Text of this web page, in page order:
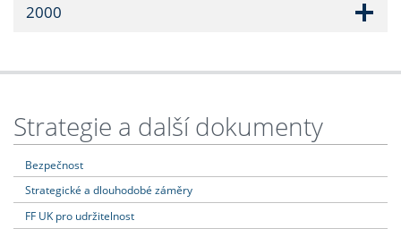
2000
Strategie a další dokumenty
Bezpečnost
Strategické a dlouhodobé záměry
FF UK pro udržitelnost